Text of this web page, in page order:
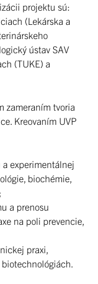
projektu sú:
(Lekárska a
ústav SAV
(TUKE) a
zameraním tvoria
Kreovaním UVP
experimentálnej
biochémie,
a prenosu
na poli prevencie,
praxi,